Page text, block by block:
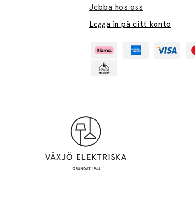
Jobba hos oss
Logga in på ditt konto